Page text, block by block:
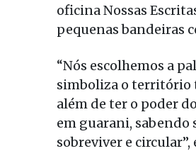
oficina Nossas
pequenas bandeiras
“Nós escolhemos a
simboliza o território
além de ter o poder
em guarani, sabendo
sobreviver e